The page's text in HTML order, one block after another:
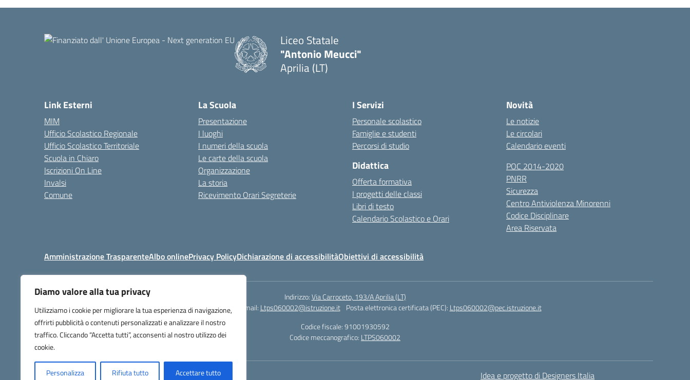
Diamo valore alla tua privacy
Utilizziamo i cookie per migliorare la tua esperienza di navigazione,
offrirti pubblicità o contenuti personalizzati e analizzare il nostro
traffico. Cliccando “Accetta tutti”, acconsenti al nostro utilizzo dei
cookie.
Personalizza Rifiuta tutto Accettare tutto
Liceo Statale
"Antonio Meucci"
Aprilia (LT)
Link Esterni
MIM
Ufficio Scolastico Regionale
Ufficio Scolastico Territoriale
Scuola in Chiaro
Iscrizioni On Line
Invalsi
Comune
La Scuola
Presentazione
I luoghi
I numeri della scuola
Le carte della scuola
Organizzazione
La storia
Ricevimento Orari Segreterie
I Servizi
Personale scolastico
Famiglie e studenti
Percorsi di studio
Didattica
Offerta formativa
I progetti delle classi
Libri di testo
Calendario Scolastico e Orari
Novità
Le notizie
Le circolari
Calendario eventi
POC 2014-2020
PNRR
Sicurezza
Centro Antiviolenza Minorenni
Codice Disciplinare
Area Riservata
Amministrazione TrasparenteAlbo onlinePrivacy PolicyDichiarazione di accessibilitàObiettivi di accessibilità
Indirizzo:Via Carroceto, 193/A Aprilia (LT)
Centralino:+39 06 9257678 Email: Ltps060002@istruzione.it Posta elettronica certificata (PEC): Ltps060002@pec.istruzione.it
Codice fiscale: 91001930592
Codice meccanografico: LTPS060002
Idea e progetto di Designers Italia